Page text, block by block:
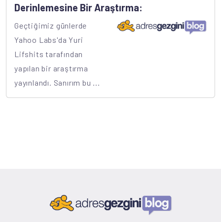
Derinlemesine Bir Araştırma:
Geçtiğimiz günlerde
Yahoo Labs'da Yuri
Lifshits tarafından
yapılan bir araştırma
yayınlandı. Sanırım bu ...